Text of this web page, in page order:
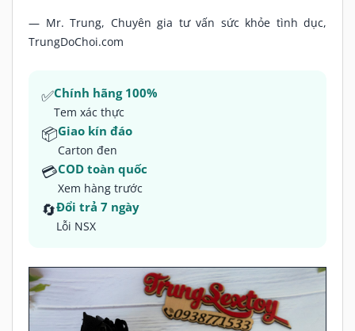
— Mr. Trung, Chuyên gia tư vấn sức khỏe tình dục,
TrungDoChoi.com
✅Chính hãng 100%
Tem xác thực
📦Giao kín đáo
Carton đen
💳COD toàn quốc
Xem hàng trước
🔄Đổi trả 7 ngày
Lỗi NSX